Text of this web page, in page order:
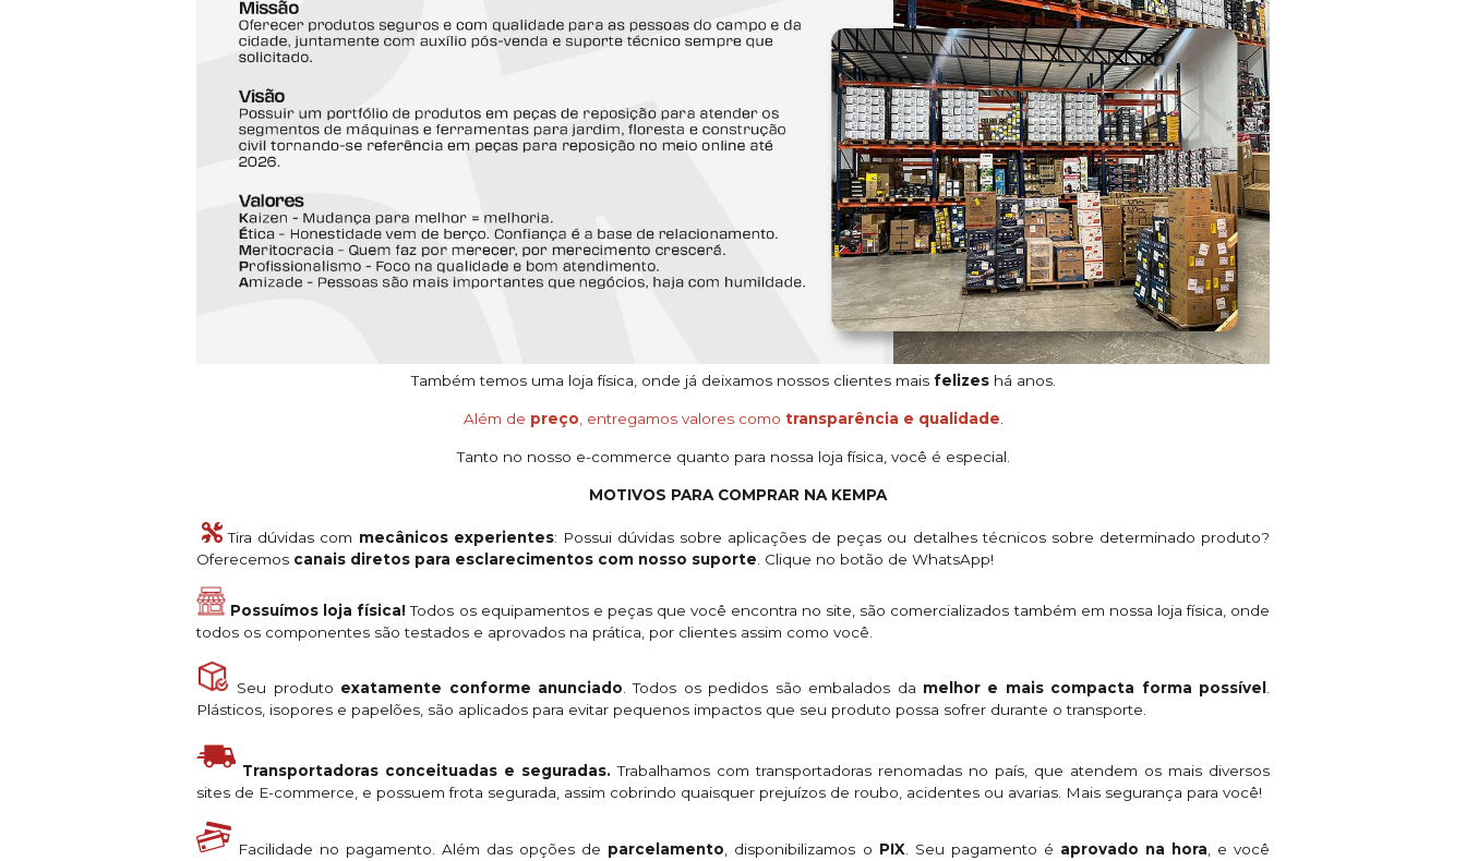
Também temos uma loja física, onde já deixamos nossos clientes mais felizeshá anos.
Além de preço, entregamos valores como transparência e qualidade.
Tanto no nosso e-commerce quanto para nossa loja física, você é especial.
MOTIVOS PARA COMPRAR NA KEMPA
Tira dúvidas com mecânicos experientes: Possui dúvidas sobre aplicações de peças ou detalhes técnicos sobre determinado produto?
Oferecemos canais diretos para esclarecimentos com nosso suporte. Clique no botão de WhatsApp!
Possuímos loja física!Todos os equipamentos e peças que você encontra no site, são comercializados também em nossa loja física, onde
todos os componentes são testados e aprovados na prática, por clientes assim como você.
Seu produto exatamente conforme anunciado. Todos os pedidos são embalados da melhor e mais compacta forma possível .
Plásticos, isopores e papelões, são aplicados para evitar pequenos impactos que seu produto possa sofrer durante o transporte.
Transportadoras conceituadas e seguradas. Trabalhamos com transportadoras renomadas no país, que atendem os mais diversos
sites de E-commerce, e possuem frota segurada, assim cobrindo quaisquer prejuízos de roubo, acidentes ou avarias. Mais segurança para você!
Facilidade no pagamento. Além das opções de parcelamento, disponibilizamos o PIX. Seu pagamento é aprovado na hora, e você